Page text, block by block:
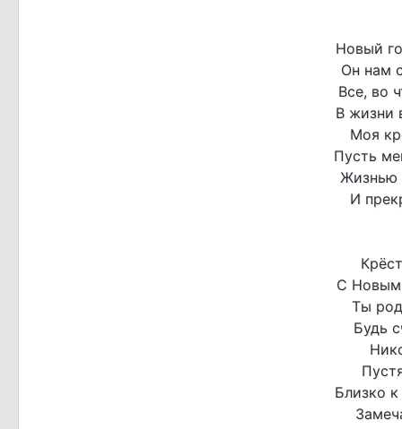
Новый
Он нам
Все, во
В жизни
Моя
Пусть
Жизнью
И
С Новым
Ты
Будь
Близко